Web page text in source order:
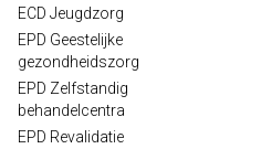
ECD Jeugdzorg
EPD Geestelijke
gezondheidszorg
EPD Zelfstandig
behandelcentra
EPD Revalidatie